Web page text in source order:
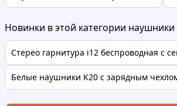
Новинки в этой категории
Стерео гарнитура i12 беспроводная с
Белые наушники K20 с зарядным